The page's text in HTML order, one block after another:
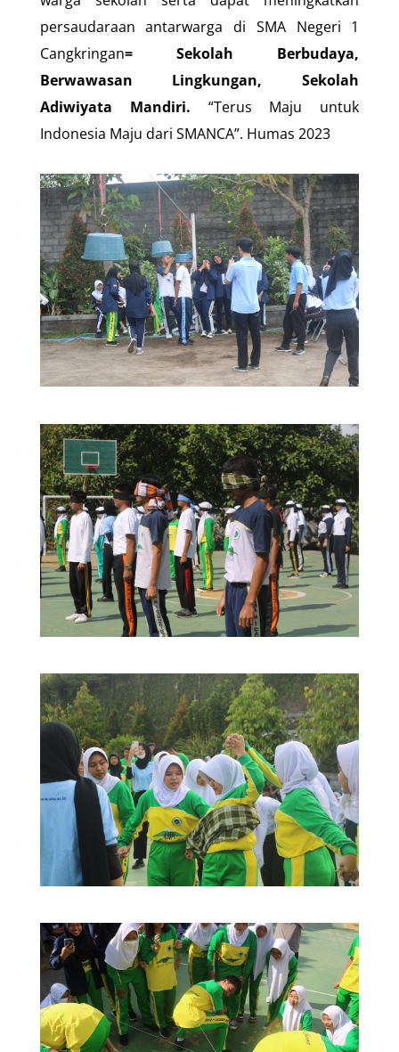
persaudaraan antarwarga di SMA Negeri 1
Cangkringan= Sekolah Berbudaya,
Berwawasan Lingkungan, Sekolah
Adiwiyata Mandiri. “Terus Maju untuk
Indonesia Maju dari SMANCA”. Humas 2023